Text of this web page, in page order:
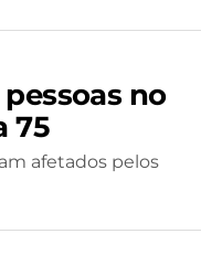
no
75
afetados pelos